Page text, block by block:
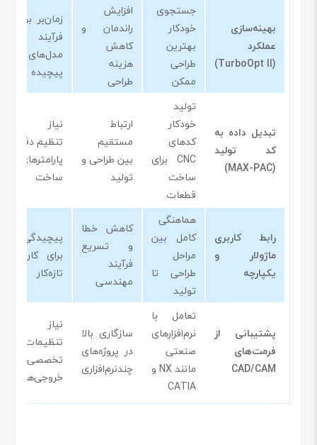
بهینه‌سازی
عملکرد
(TurboOpt II)
جستجوی
خودکار
بهترین
طراحی
ممکن
افزایش
راندمان و
کاهش
هزینه
طراحی
زمان‌بر بودن
فرآیند در
مدل‌های
پیچیده
تبدیل داده به
کد تولید
(MAX-PAC)
تولید
خودکار
کدهای
CNC برای
ساخت
قطعات
ارتباط
مستقیم
بین طراحی و
تولید
نیاز به
تنظیم دقیق
پارامترهای
ساخت
رابط کاربری
ماژولار و
یکپارچه
هماهنگی
کامل بین
مراحل
طراحی تا
تولید
کاهش خطا
و تسریع
فرآیند
مهندسی
پیچیدگی
برای کاربران
تازه‌کار
پشتیبانی از
فرمت‌های
CAD/CAM
تعامل با
نرم‌افزارهای
صنعتی
مانند NX و
CATIA
سازگاری بالا
در پروژه‌های
چندنرم‌افزاری
نیاز به
تنظیمات
تخصصی در
خروجی‌ها